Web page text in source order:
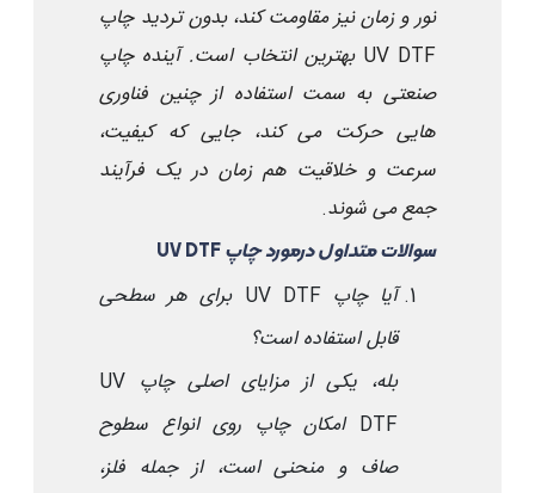
نور و زمان نیز مقاومت کند، بدون تردید چاپ
UV DTF بهترین انتخاب است. آینده چاپ
صنعتی به سمت استفاده از چنین فناوری
هایی حرکت می کند، جایی که کیفیت،
سرعت و خلاقیت هم زمان در یک فرآیند
جمع می شوند.
سوالات متداول درمورد چاپUV DTF
آیا چاپ UV DTF
برای هر سطحی
قابل استفاده است؟
بله، یکی از مزایای اصلی چاپ UV
DTF امکان چاپ روی انواع سطوح
صاف و منحنی است، از جمله فلز،